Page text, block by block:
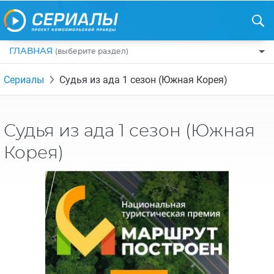
ГЛАВНАЯ (выберите раздел)
ПО ЖАНРАМ
КОМЕДИИ
УЖАСЫ
БОЕВИКИ
ТРИЛЛЕРЫ
ФЭНТЕЗИ
ДЕТЕКТИВЫ
КРИМИНАЛ
УКРАИНА
РЕЦЕНЗИИ
НА ВЫХОДНЫЕ
НОВОСТИ
ИНТЕРЕСНО
НОВОСТИ ТУРЕЦКИХ СЕРИАЛОВ
АЗИАТСКИЕ СЕРИАЛЫ
ИНТЕРВЬЮ
Сериалы Судья из ада 1 сезон (Южная Корея)
Судья из ада 1 сезон (Южная
Корея)